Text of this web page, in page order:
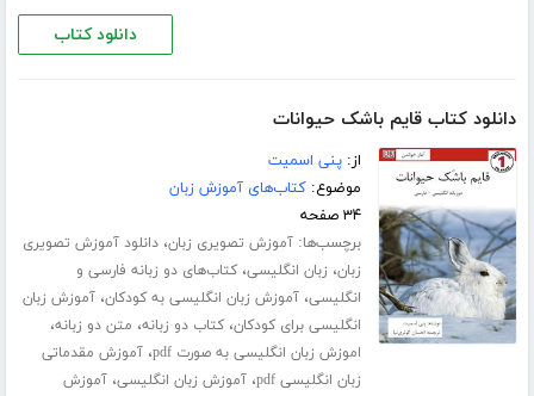
دانلود کتاب
دانلود کتاب قایم باشک حیوانات
از:پنی اسمیت
موضوع:کتاب‌های آموزش زبان
۳۴ صفحه
برچسب‌ها:آموزش تصویری زبان،دانلود آموزش تصویری
زبان، زبان انگلیسی،کتاب‌های دو زبانه فارسی و
انگلیسی،آموزش زبان انگلیسی به کودکان،آموزش زبان
انگلیسی برای کودکان،کتاب دو زبانه، متن دو زبانه،
اموزش زبان انگلیسی به صورت pdf ،آموزش مقدماتی
زبان انگلیسی pdf
،آموزش زبان انگلیسی،آموزش